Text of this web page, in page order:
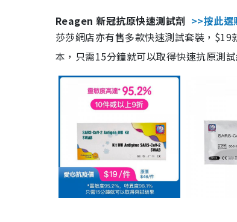
Reagen 新冠抗原快速測試劑 >>按此選
莎莎網店亦有售多款快速測試套裝，
本，只需15分鐘就可以取得快速抗原測